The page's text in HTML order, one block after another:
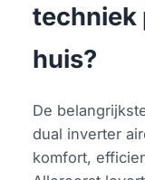
techniek
huis?
De
dual inverter
komfort,